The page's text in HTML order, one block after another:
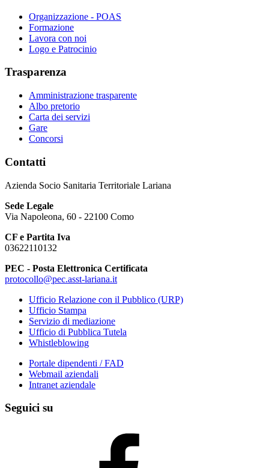
Organizzazione - POAS
Formazione
Lavora con noi
Logo e Patrocinio
Trasparenza
Amministrazione trasparente
Albo pretorio
Carta dei servizi
Gare
Concorsi
Contatti
Azienda Socio Sanitaria Territoriale Lariana
Sede Legale
Via Napoleona, 60 - 22100 Como
CF e Partita Iva
03622110132
PEC - Posta Elettronica Certificata
protocollo@pec.asst-lariana.it
Ufficio Relazione con il Pubblico (URP)
Ufficio Stampa
Servizio di mediazione
Ufficio di Pubblica Tutela
Whistleblowing
Portale dipendenti / FAD
Webmail aziendali
Intranet aziendale
Seguici su